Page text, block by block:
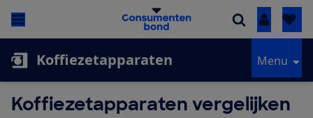
Inloggen
Koffiezetapparaten Menu
Koffiezetapparaten vergelijken